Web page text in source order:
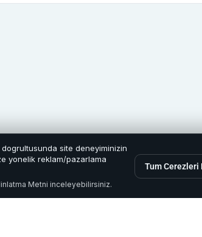
site deneyiminizin
yonelik reklam/pazarlama
Metni inceleyebilirsiniz.
Tum Cerezleri